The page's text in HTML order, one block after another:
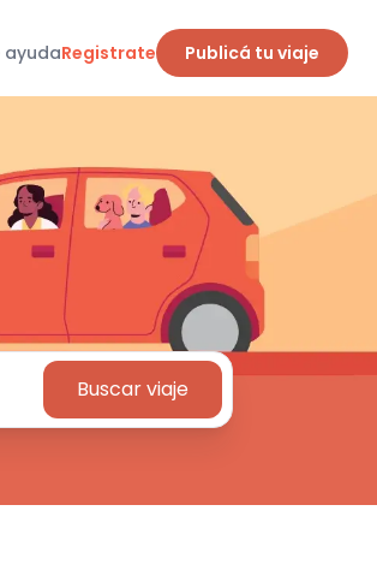
ayudaRegistrate Publicá tu viaje
Buscar viaje
Buscar viaje